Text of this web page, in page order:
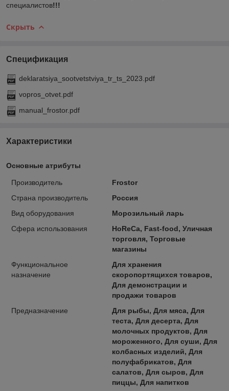
специалистов!!!
Скрыть
Спецификация
deklaratsiya_sootvetstviya_tr_ts_2023.pdf
vopros_otvet.pdf
manual_frostor.pdf
Характеристики
Основные атрибуты
Производитель
Frostor
Страна производитель
Россия
Вид оборудования
Морозильный ларь
Сфера использования
HoReCa, Fast-food, Уличная
торговля, Торговые
магазины
Функциональное
назначение
Для хранения
скоропортящихся товаров,
Для демонстрации и
продажи товаров
Предназначение
Для рыбы, Для мяса, Для
теста, Для десерта, Для
молочных продуктов, Для
мороженного, Для суши, Для
колбасных изделий, Для
полуфабрикатов, Для
салатов, Для сыров, Для
пиццы, Для напитков